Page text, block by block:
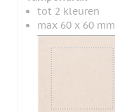
tot 2 kleuren
max 60 x 60 mm